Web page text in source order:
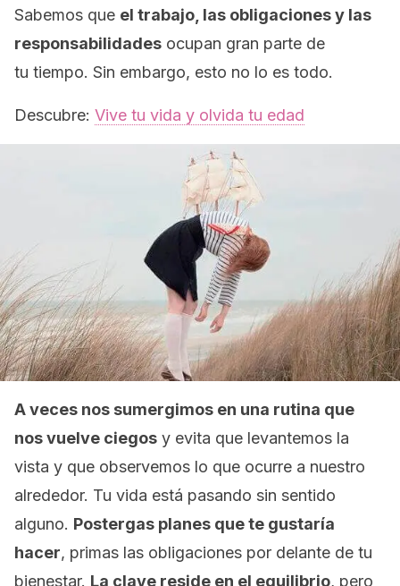
Sabemos que el trabajo, las obligaciones y las
responsabilidades ocupan gran parte de
tu tiempo. Sin embargo, esto no lo es todo.
Descubre: Vive tu vida y olvida tu edad
A veces nos sumergimos en una rutina que
nos vuelve ciegos y evita que levantemos la
vista y que observemos lo que ocurre a nuestro
alrededor. Tu vida está pasando sin sentido
alguno. Postergas planes que te gustaría
hacer, primas las obligaciones por delante de tu
bienestar. La clave reside en el equilibrio, pero